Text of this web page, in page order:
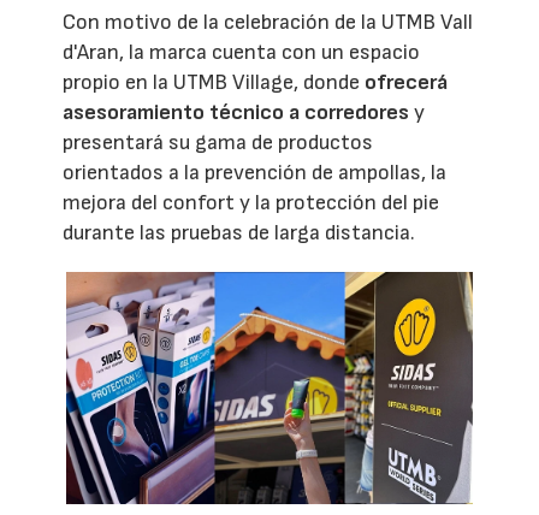
Con motivo de la celebración de la UTMB Vall
d'Aran, la marca cuenta con un espacio
propio en la UTMB Village, donde ofrecerá
asesoramiento técnico a corredores y
presentará su gama de productos
orientados a la prevención de ampollas, la
mejora del confort y la protección del pie
durante las pruebas de larga distancia.